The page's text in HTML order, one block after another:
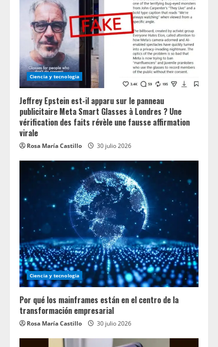
n
g Ciencia y tecnologia
Jeffrey Epstein est-il apparu sur le panneau
publicitaire Meta Smart Glasses à Londres ? Une
vérification des faits révèle une fausse affirmation
virale
Rosa María Castillo 30 julio 2026
Ciencia y tecnologia
Por qué los mainframes están en el centro de la
transformación empresarial
Rosa María Castillo 30 julio 2026